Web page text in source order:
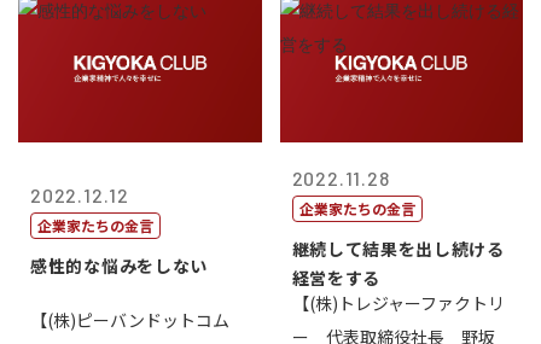
2022.12.12
企業家たちの金言
感性的な悩みをしない
【(株)ピーバンドットコム
2022.11.28
企業家たちの金言
継続して結果を出し続ける
経営をする
【(株)トレジャーファクトリ
ー 代表取締役社長 野坂